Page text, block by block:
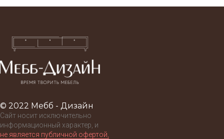
© 2022 Мебб - Дизайн
Сайт носит исключительно
информационный характер, и
не является публичной офертой,